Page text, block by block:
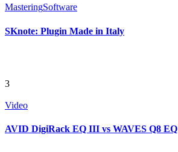
MasteringSoftware
SKnote: Plugin Made in Italy
3
Video
AVID DigiRack EQ III vs WAVES Q8 EQ